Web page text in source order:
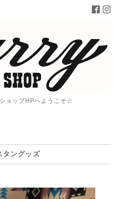
ョップHPへようこそ☆
タングッズ